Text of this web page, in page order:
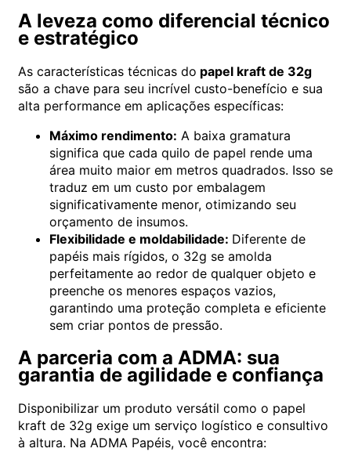
A leveza como diferencial técnico
e estratégico
As características técnicas do papel kraft de 32g
são a chave para seu incrível custo-benefício e sua
alta performance em aplicações específicas:
Máximo rendimento: A baixa gramatura
significa que cada quilo de papel rende uma
área muito maior em metros quadrados. Isso se
traduz em um custo por embalagem
significativamente menor, otimizando seu
orçamento de insumos.
Flexibilidade e moldabilidade: Diferente de
papéis mais rígidos, o 32g se amolda
perfeitamente ao redor de qualquer objeto e
preenche os menores espaços vazios,
garantindo uma proteção completa e eficiente
sem criar pontos de pressão.
A parceria com a ADMA: sua
garantia de agilidade e confiança
Disponibilizar um produto versátil como o papel
kraft de 32g exige um serviço logístico e consultivo
à altura. Na ADMA Papéis, você encontra: